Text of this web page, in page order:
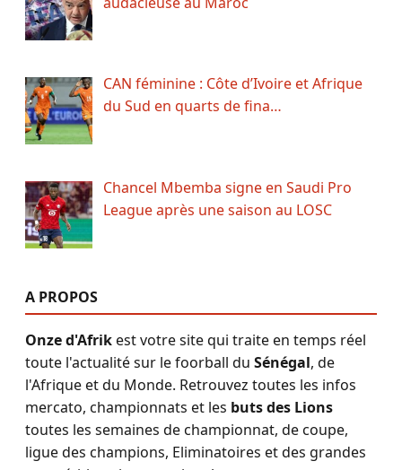
CAN féminine : Côte d’Ivoire et Afrique
du Sud en quarts de fina…
Chancel Mbemba signe en Saudi Pro
League après une saison au LOSC
A PROPOS
Onze d'Afrikest votre site qui traite en temps réel
toute l'actualité sur le foorball du Sénégal, de
l'Afrique et du Monde. Retrouvez toutes les infos
mercato, championnats et les buts des Lions
toutes les semaines de championnat, de coupe,
ligue des champions, Eliminatoires et des grandes